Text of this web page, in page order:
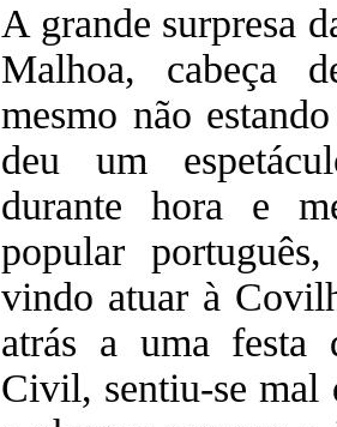
A grande surpresa
Malhoa, cabeça
mesmo não
deu um
durante hora e
popular
vindo atuar à
atrás a uma festa
Civil, sentiu-se mal